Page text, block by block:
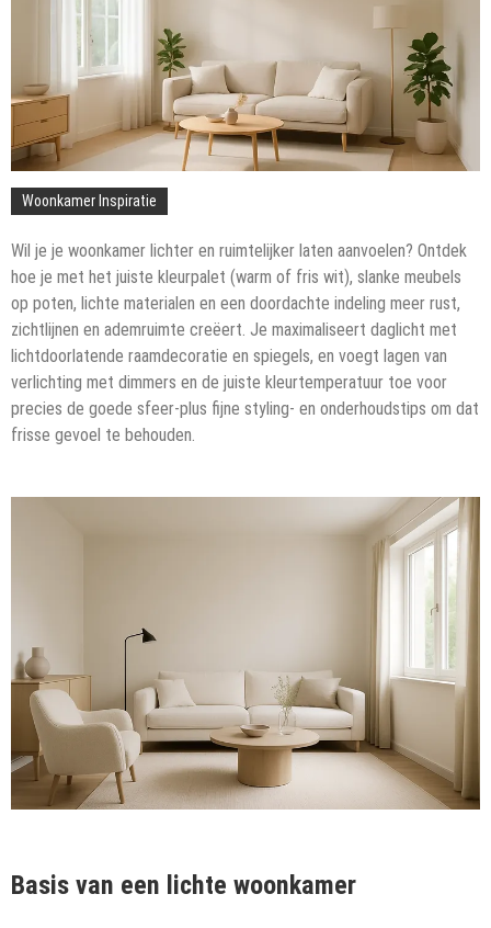
Woonkamer Inspiratie
Wil je je woonkamer lichter en ruimtelijker laten aanvoelen? Ontdek
hoe je met het juiste kleurpalet (warm of fris wit), slanke meubels
op poten, lichte materialen en een doordachte indeling meer rust,
zichtlijnen en ademruimte creëert. Je maximaliseert daglicht met
lichtdoorlatende raamdecoratie en spiegels, en voegt lagen van
verlichting met dimmers en de juiste kleurtemperatuur toe voor
precies de goede sfeer-plus fijne styling- en onderhoudstips om dat
frisse gevoel te behouden.
Basis van een lichte woonkamer